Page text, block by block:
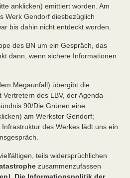
anklicken) emittiert worden. Am
Werk Gendorf diesbezüglich
bis dahin nicht entdeckt worden.
des BN um ein Gespräch, das
dann, wenn sichere Informationen
Megaunfall) übergibt die
des LBV, der Agenda-
90/Die Grünen eine
am Werkstor Gendorf;
des Werkes lädt uns ein
teils widersprüchlichen
zusammenzufassen